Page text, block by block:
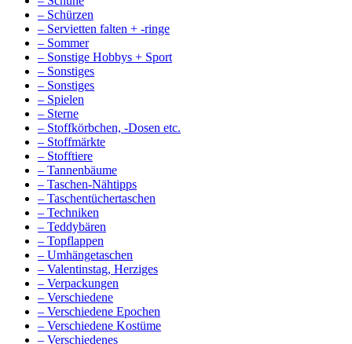
– Schürzen
– Servietten falten + -ringe
– Sommer
– Sonstige Hobbys + Sport
– Sonstiges
– Sonstiges
– Spielen
– Sterne
– Stoffkörbchen, -Dosen etc.
– Stoffmärkte
– Stofftiere
– Tannenbäume
– Taschen-Nähtipps
– Taschentüchertaschen
– Techniken
– Teddybären
– Topflappen
– Umhängetaschen
– Valentinstag, Herziges
– Verpackungen
– Verschiedene
– Verschiedene Epochen
– Verschiedene Kostüme
– Verschiedenes